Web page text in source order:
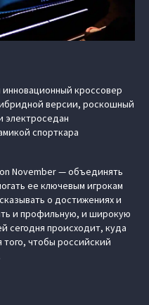
кроссовер
версии, роскошный
электроседан
спорткара
November— объединять
ее ключевым игрокам
о достижениях и
и профильную, и широкую
сегодня происходит, куда
чтобы российский